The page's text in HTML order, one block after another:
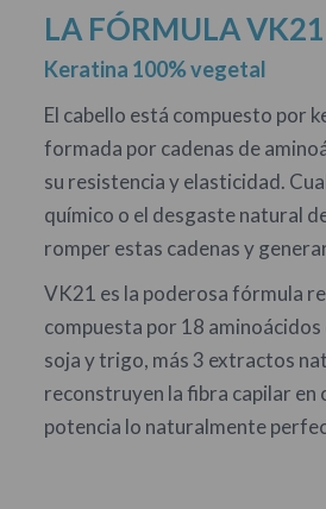
LA FÓRMULA VK21
Keratina 100% vegetal
El cabello está compuesto por
formada por cadenas de
su resistencia y elasticidad.
químico o el desgaste natural
romper estas cadenas y
VK21 es la poderosa fórmula
compuesta por 18
soja y trigo, más 3 extractos
reconstruyen la fibra capilar en
potencia lo naturalmente